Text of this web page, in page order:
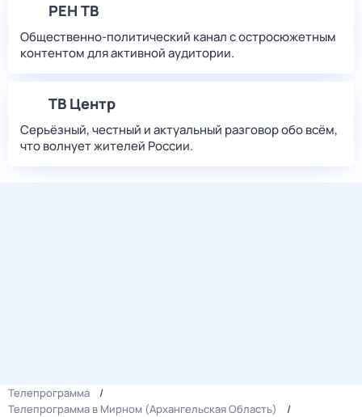
РЕН ТВ
Общественно-политический канал с остросюжетным
контентом для активной аудитории.
ТВ Центр
Серьёзный, честный и актуальный разговор обо всём,
что волнует жителей России.
Телепрограмма
Телепрограмма в Мирном (Архангельская Область)